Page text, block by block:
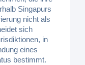
Singapurs
nicht als
sich
in
eines
bestimmt.